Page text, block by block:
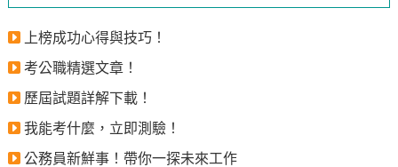
上榜成功心得與技巧！
考公職精選文章！
歷屆試題詳解下載！
我能考什麼，立即測驗！
公務員新鮮事！帶你一探未來工作